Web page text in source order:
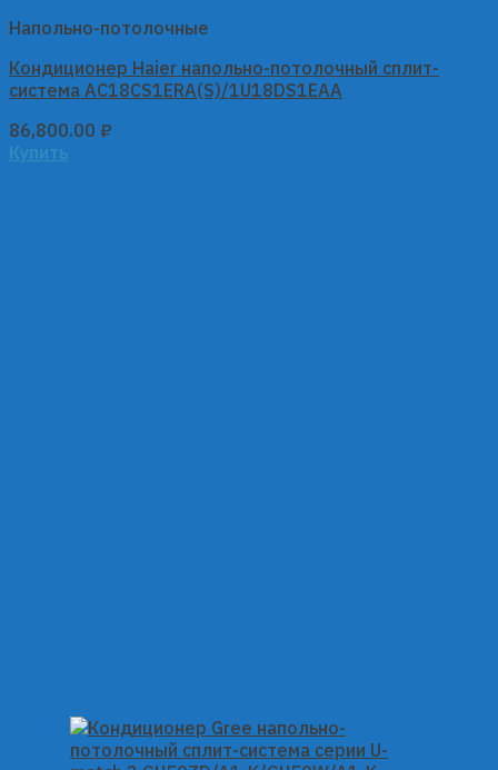
Напольно-потолочные
Кондиционер Haier напольно-потолочный сплит-
система AC18CS1ERA(S)/1U18DS1EAA
86,800.00 ₽
Купить